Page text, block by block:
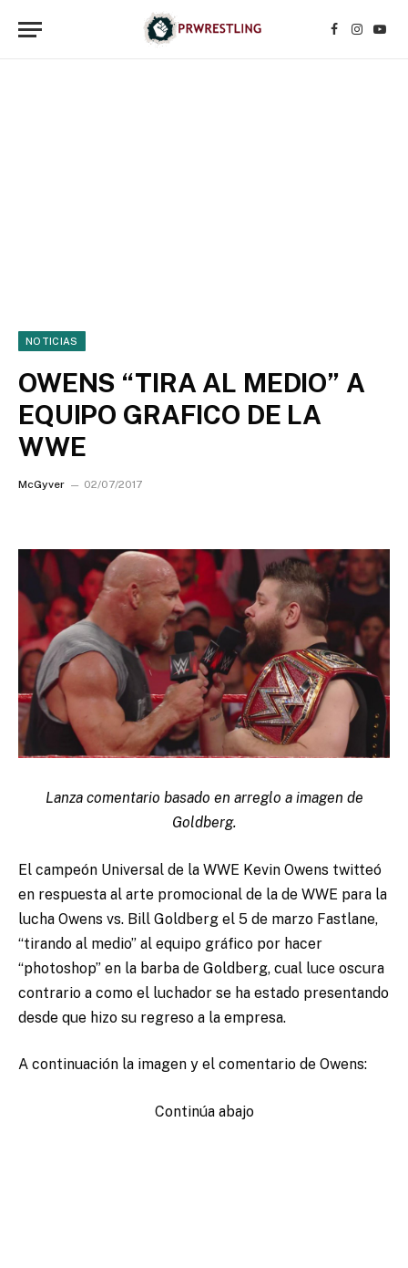
Facebook
NOTICIAS
OWENS “TIRA AL MEDIO” A
EQUIPO GRAFICO DE LA
WWE
McGyver 02/07/2017
Lanza comentario basado en arreglo a imagen de
Goldberg.
El campeón Universal de la WWE Kevin Owens twitteó
en respuesta al arte promocional de la de WWE para la
lucha Owens vs. Bill Goldberg el 5 de marzo Fastlane,
“tirando al medio” al equipo gráfico por hacer
“photoshop” en la barba de Goldberg, cual luce oscura
contrario a como el luchador se ha estado presentando
desde que hizo su regreso a la empresa.
A continuación la imagen y el comentario de Owens:
Continúa abajo